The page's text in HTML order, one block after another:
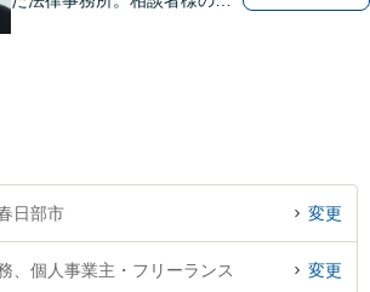
日部市 変更
、個人事業主・フリーランス 変更